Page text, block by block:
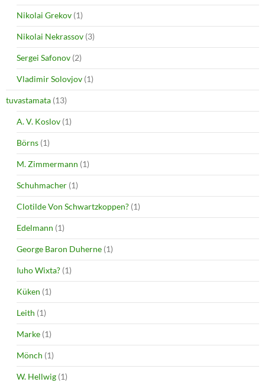
Nikolai Grekov (1)
Nikolai Nekrassov (3)
Sergei Safonov (2)
Vladimir Solovjov (1)
tuvastamata (13)
A. V. Koslov (1)
Börns (1)
M. Zimmermann (1)
Schuhmacher (1)
Clotilde Von Schwartzkoppen? (1)
Edelmann (1)
George Baron Duherne (1)
Iuho Wixta? (1)
Küken (1)
Leith (1)
Marke (1)
Mönch (1)
W. Hellwig (1)